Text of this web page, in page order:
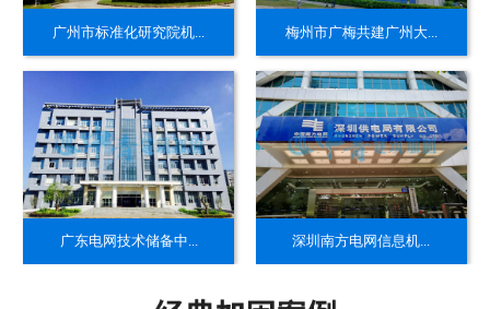
广州市标准化研究院机... 梅州市广梅共建广州大...
​广东电网技术储备中... ​深圳南方电网信息机...